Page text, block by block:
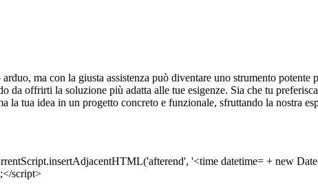
ma con la giusta assistenza può diventare uno strumento potente
offrirti la soluzione più adatta alle tue esigenze. Sia che tu
la tua idea in un progetto concreto e funzionale, sfruttando la nostra